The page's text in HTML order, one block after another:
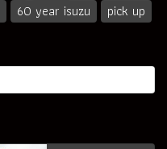
60 year isuzu pick up